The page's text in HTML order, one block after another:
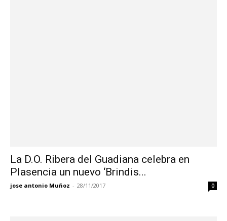
La D.O. Ribera del Guadiana celebra en
Plasencia un nuevo ‘Brindis...
jose antonio Muñoz - 28/11/2017 0